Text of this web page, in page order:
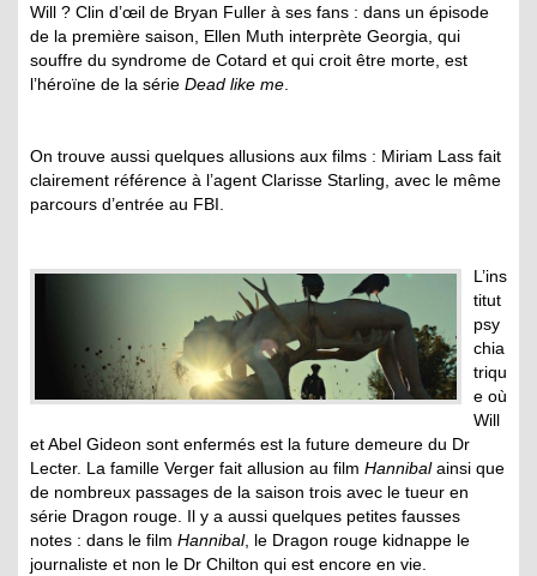
Will ? Clin d’œil de Bryan Fuller à ses fans : dans un épisode
de la première saison, Ellen Muth interprète Georgia, qui
souffre du syndrome de Cotard et qui croit être morte, est
l’héroïne de la série Dead like me
On trouve aussi quelques allusions aux films : Miriam Lass fait
clairement référence à l’agent Clarisse Starling, avec le même
parcours d’entrée au FBI.
L’ins
titut
psy
chia
triqu
e où
Will
et Abel Gideon sont enfermés est la future demeure du Dr
Lecter. La famille Verger fait allusion au film Hannibalainsi que
de nombreux passages de la saison trois avec le tueur en
série Dragon rouge. Il y a aussi quelques petites fausses
notes : dans le film Hannibal, le Dragon rouge kidnappe le
journaliste et non le Dr Chilton qui est encore en vie.